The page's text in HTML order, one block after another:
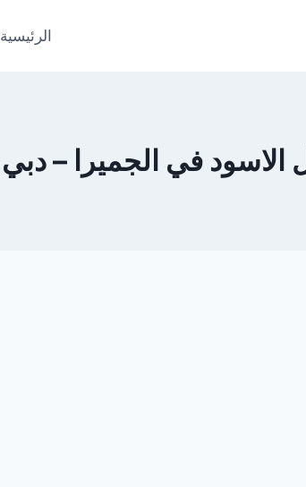
الرئيسية
في الجميرا – دبي 0553690604